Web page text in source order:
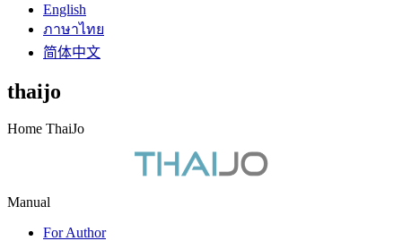
English
ภาษาไทย
简体中文
thaijo
Home ThaiJo
Manual
For Author